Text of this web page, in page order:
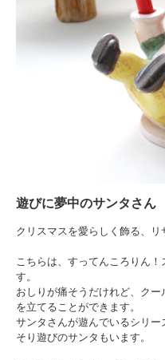
遊びに夢中のサンタさん
クリスマスを愛らしく飾る、リ
こちらは、すってんころりん
す。
おしりが痛そうだけれど、ク
を立てることができます。
サンタさんが遊んでいるシリー
そり遊びのサンタもいます。